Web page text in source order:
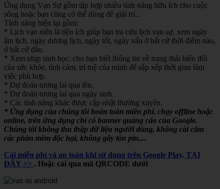
Ứng dụng Vạn Sự gồm tập hợp nhiều tính năng hữu ích cho cuộc
sống hoặc bạn cũng có thể dùng để giải trí...
Tính năng hiện tại gồm:
* Lịch vạn niên là tiện ích giúp bạn tra cứu lịch vạn sự, xem ngày
âm lịch, ngày dương lịch, ngày tốt, ngày xấu ở bất cứ thời điểm nào,
ở bất cứ đâu.
* Xem nhịp sinh học: cho bạn biết thông tin về trạng thái biến đổi
của sức khỏe, tình cảm, trí tuệ của mình để sắp xếp thời gian làm
việc phù hợp.
* Dự đoán tương lai qua tên.
* Dự đoán tương lai qua ngày sinh.
* Các tính năng khác được cập nhật thường xuyên.
* Ứng dụng của chúng tôi hoàn toàn miễn phí, chạy offline hoặc
online, trên ứng dụng chỉ có banner quảng cáo của Google.
Chúng tôi không thu thập dữ liệu người dùng, không cài cắm
các phần mềm độc hại, không gây tốn pin,...
Cài miễn phí và an toàn khi sử dụng trên Google Play, TẠI
ĐÂY >> . Hoặc cài qua mã QRCODE dưới